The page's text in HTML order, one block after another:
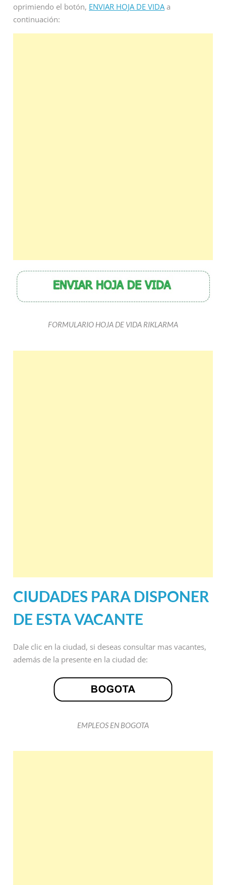
oprimiendo el botón, ENVIAR HOJA DE VIDAa
continuación:
FORMULARIO HOJA DE VIDA RIKLARMA
CIUDADES PARA DISPONER
DE ESTA VACANTE
Dale clic en la ciudad, si deseas consultar mas vacantes,
además de la presente en la ciudad de:
EMPLEOS EN BOGOTA